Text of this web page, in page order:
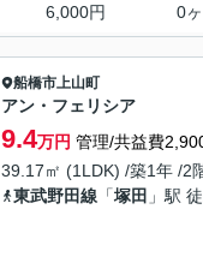
6,000円 0
船橋市上山町
アン・フェリシア
9.4万円 管理/共益費
39.17㎡ (1LDK) /築1年 /2
東武野田線 「塚田 」駅